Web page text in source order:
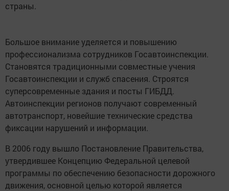
страны.
Большое внимание уделяется и повышению
профессионализма сотрудников Госавтоинспекции.
Становятся традиционными совместные учения
Госавтоинспекции и служб спасения. Строятся
суперсовременные здания и посты ГИБДД.
Автоинспекции регионов получают современный
автотранспорт, новейшие технические средства
фиксации нарушений и информации.
В 2006 году вышло Постановление Правительства,
утвердившее Концепцию Федеральной целевой
программы по обеспечению безопасности дорожного
движения, основной целью которой является